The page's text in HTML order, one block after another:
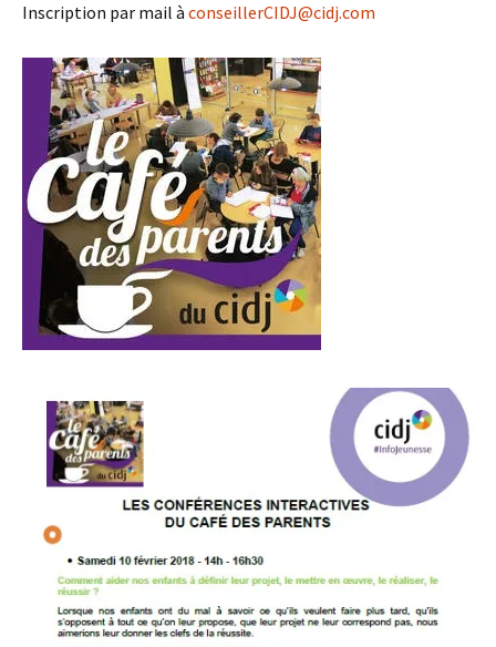
Inscription par mail à conseillerCIDJ@cidj.com